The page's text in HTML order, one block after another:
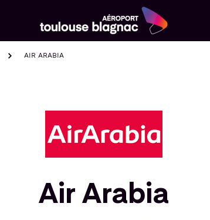
Aéroport
Toulouse
Blagnac
AIR ARABIA
Air Arabia